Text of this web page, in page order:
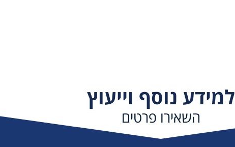
למידע נוסף וייעוץ
השאירו פרטים